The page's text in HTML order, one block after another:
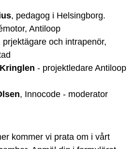
, pedagog i Helsingborg.
Antiloop
prjektägare och intrapenör,
- projektledare Antiloop
, Innocode - moderator
kommer vi prata om i vårt